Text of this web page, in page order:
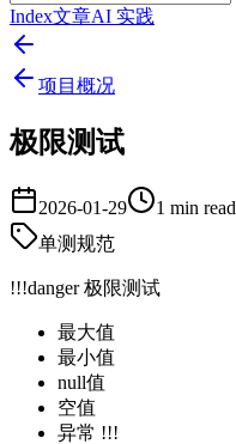
Index文章AI 实践
项目概况
极限测试
2026-01-29 1 min read
单测规范
!!!danger 极限测试
最大值
最小值
null值
空值
异常 !!!